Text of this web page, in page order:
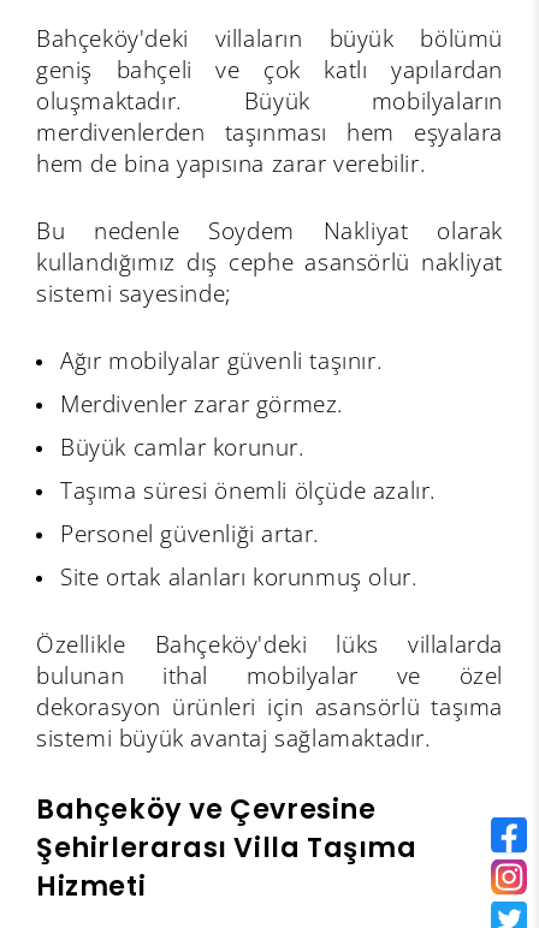
Bahçeköy'deki villaların büyük bölümü
geniş bahçeli ve çok katlı yapılardan
oluşmaktadır. Büyük mobilyaların
merdivenlerden taşınması hem eşyalara
hem de bina yapısına zarar verebilir.
Bu nedenle Soydem Nakliyat olarak
kullandığımız dış cephe asansörlü nakliyat
sistemi sayesinde;
Ağır mobilyalar güvenli taşınır.
Merdivenler zarar görmez.
Büyük camlar korunur.
Taşıma süresi önemli ölçüde azalır.
Personel güvenliği artar.
Site ortak alanları korunmuş olur.
Özellikle Bahçeköy'deki lüks villalarda
bulunan ithal mobilyalar ve özel
dekorasyon ürünleri için asansörlü taşıma
sistemi büyük avantaj sağlamaktadır.
Bahçeköy ve Çevresine
Şehirlerarası Villa Taşıma
Hizmeti